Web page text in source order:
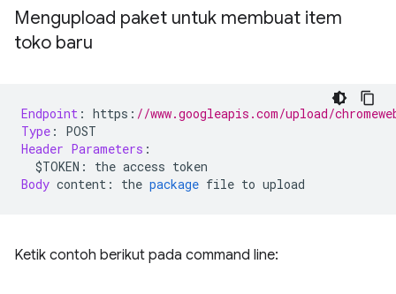
Mengupload paket untuk membuat item
toko baru
Endpoint : https : //www.googleapis.com/upload/
Type :
POST
Header Parameters :
$TOKEN :
the access token
Body content : the package file to upload
Ketik contoh berikut pada command line: